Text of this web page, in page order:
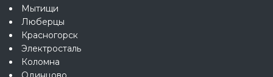
Мытищи
Люберцы
Красногорск
Электросталь
Коломна